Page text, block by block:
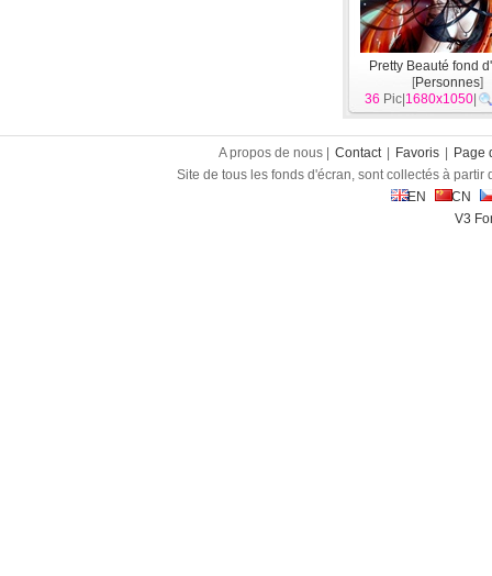
Pretty Beauté fond
[Personnes]
36 Pic| 1680x1050
A propos de nous | Contact Favoris
Page
Site de tous les fonds d'écran, sont collectés à
EN
CN
V3